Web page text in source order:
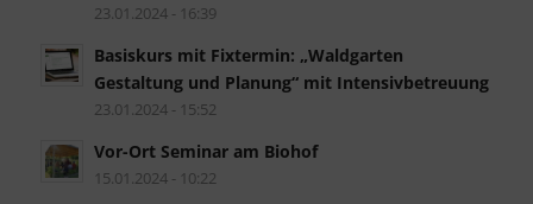
23.01.2024 - 16:39
Basiskurs mit Fixtermin: „Waldgarten
Gestaltung und Planung“ mit Intensivbetreuung
23.01.2024 - 15:52
Vor-Ort Seminar am Biohof
15.01.2024 - 10:22